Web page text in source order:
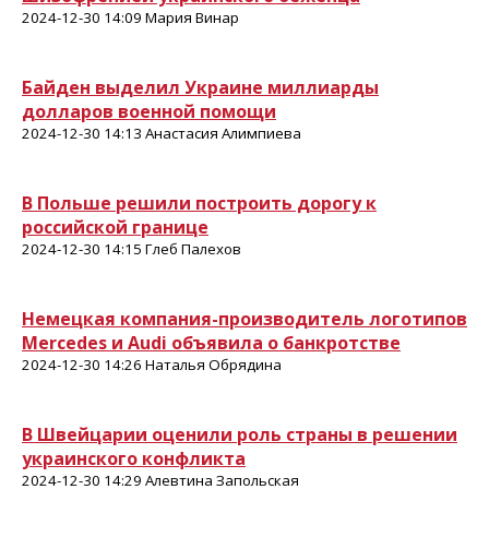
2024-12-30 14:09 Мария Винар
Байден выделил Украине миллиарды
долларов военной помощи
2024-12-30 14:13 Анастасия Алимпиева
В Польше решили построить дорогу к
российской границе
2024-12-30 14:15 Глеб Палехов
Немецкая компания-производитель логотипов
Mercedes и Audi объявила о банкротстве
2024-12-30 14:26 Наталья Обрядина
В Швейцарии оценили роль страны в решении
украинского конфликта
2024-12-30 14:29 Алевтина Запольская